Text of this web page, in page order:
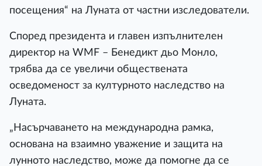
посещения“ на Луната от частни изследователи.
Според президента и главен изпълнителен
директор на WMF – Бенедикт дьо Монло,
трябва да се увеличи обществената
осведоменост за културното наследство на
Луната.
„Насърчаването на международна рамка,
основана на взаимно уважение и защита на
лунното наследство, може да помогне да се